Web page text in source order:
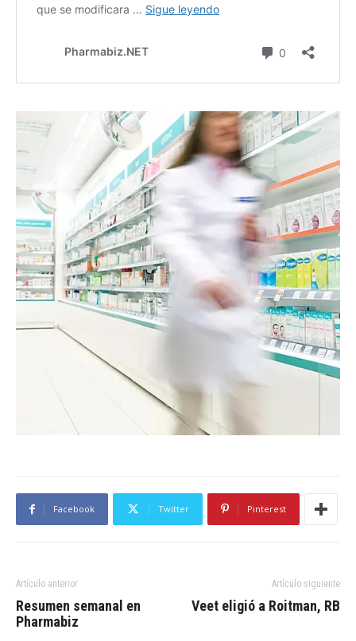
Facebook Twitter Pinterest
Artículo anterior
Resumen semanal en
Pharmabiz
Artículo siguiente
Veet eligió a Roitman, RB